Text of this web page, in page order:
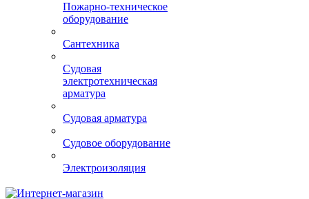
Пожарно-техническое
оборудование
Сантехника
Судовая
электротехническая
арматура
Судовая арматура
Судовое оборудование
Электроизоляция